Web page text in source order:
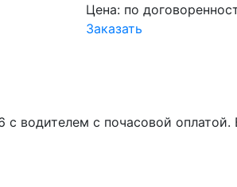
Цена: по
Заказать
с водителем с почасовой